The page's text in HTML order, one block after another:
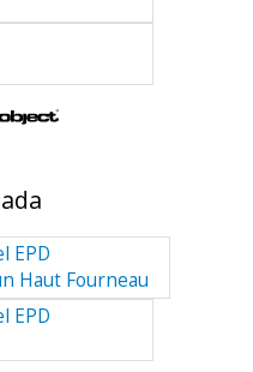
EPD
Haut Fourneau
EPD